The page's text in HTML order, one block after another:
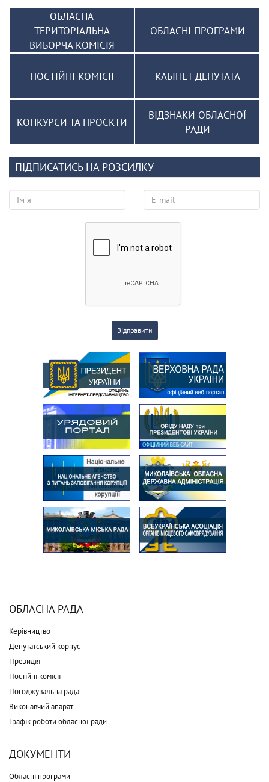
ОБЛАСНА
ТЕРИТОРІАЛЬНА
ВИБОРЧА КОМІСІЯ
ОБЛАСНІ ПРОГРАМИ
ПОСТІЙНІ КОМІСІЇ КАБІНЕТ ДЕПУТАТА
КОНКУРСИ ТА ПРОЄКТИ
ВІДЗНАКИ ОБЛАСНОЇ
РАДИ
ПІДПИСАТИСЬ НА РОЗСИЛКУ
Відправити
ОБЛАСНА РАДА
Керівництво
Депутатський корпус
Президія
Постійні комісії
Погоджувальна рада
Виконавчий апарат
Графік роботи обласної ради
ДОКУМЕНТИ
Обласні програми